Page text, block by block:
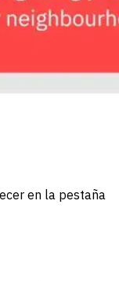
en la pestaña